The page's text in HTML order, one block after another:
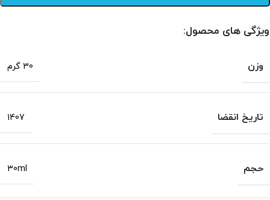
ویژگی های محصول:
وزن 30 گرم
تاریخ انقضا 1407
حجم 30ml